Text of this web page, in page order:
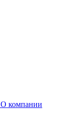
О компании